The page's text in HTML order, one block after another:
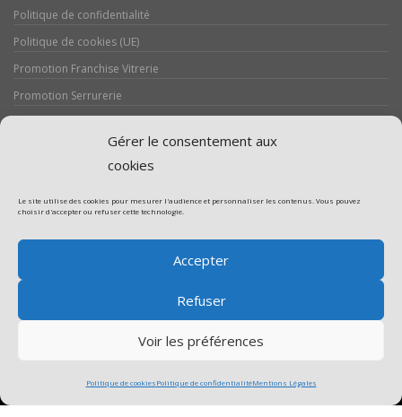
Gérer le consentement aux
cookies
Le site utilise des cookies pour mesurer l'audience et personnaliser les contenus. Vous pouvez
choisir d'accepter ou refuser cette technologie.
Accepter
Refuser
Voir les préférences
Politique de cookiesPolitique de confidentialitéMentions Légales
Politique de confidentialité
Politique de cookies (UE)
Promotion Franchise Vitrerie
Promotion Serrurerie